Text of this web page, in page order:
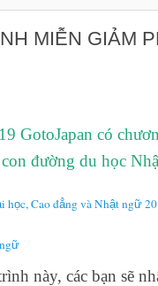
MIỄN GIẢM
GotoJapan có
đường du học
i học, Cao đẳng và Nhật ngữ
ữ
này, các bạn sẽ